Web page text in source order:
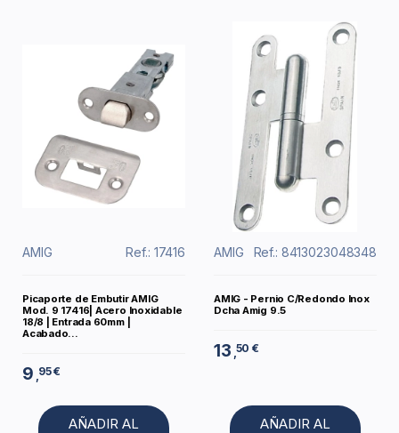
AMIG Ref.: 17416
Picaporte de Embutir AMIG
Mod. 9 17416| Acero Inoxidable
18/8 | Entrada 60mm |
Acabado...
9 95 €
AÑADIR AL
AMIG Ref.: 8413023048348
AMIG - Pernio C/Redondo Inox
Dcha Amig 9.5
13 ,50 €
AÑADIR AL